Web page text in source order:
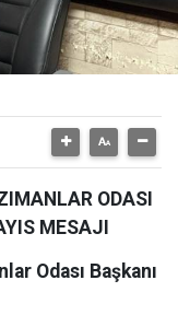
ODASI
MESAJI
Odası Başkanı